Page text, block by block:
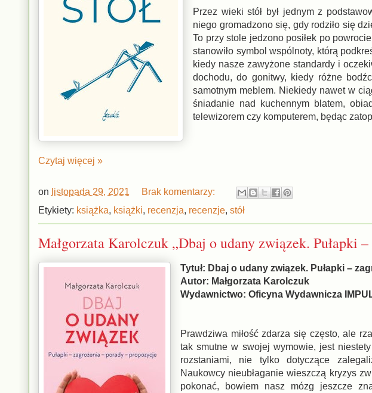
Przez wieki stół był jednym z
niego gromadzono się, gdy rodziło się
To przy stole jedzono posiłek po
stanowiło symbol wspólnoty, którą
kiedy nasze zawyżone standardy i
dochodu, do gonitwy, kiedy różne
samotnym meblem. Niekiedy nawet w
śniadanie nad kuchennym blatem,
telewizorem czy komputerem, będąc
Czytaj więcej »
on listopada 29, 2021
Brak komentarzy:
Etykiety: książka, książki, recenzja, recenzje, stół
Małgorzata Karolczuk „Dbaj o udany związek. Pułapki
Tytuł: Dbaj o udany związek. Pułapki –
Autor: Małgorzata Karolczuk
Wydawnictwo: Oficyna Wydawnicza
Prawdziwa miłość zdarza się często, ale
tak smutne w swojej wymowie, jest
rozstaniami, nie tylko dotyczące
Naukowcy nieubłaganie wieszczą kryzys
pokonać, bowiem nasz mózg jeszcze